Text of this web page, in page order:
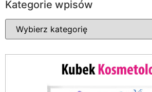
Kategorie wpisów